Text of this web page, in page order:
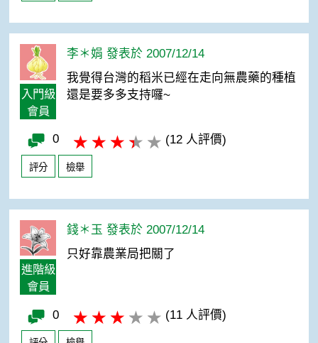
入門級
會員
李＊娟 發表於 2007/12/14
我覺得台灣的稻米已經在走向無農藥的種植
還是要多多支持囉~
0 (12 人評價)
評分 檢舉
進階級
會員
錢＊玉 發表於 2007/12/14
只好靠農業局把關了
0 (11 人評價)